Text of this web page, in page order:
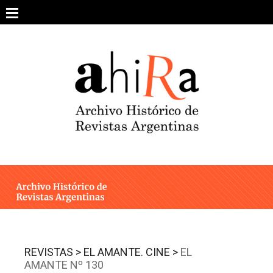
content
ARCHIVO DE REVISTAS
ESTUDIOS CRÍTICOS
INTEGRANTES
CONTACTO
REVISTAS > EL AMANTE. CINE > EL
AMANTE Nº 130